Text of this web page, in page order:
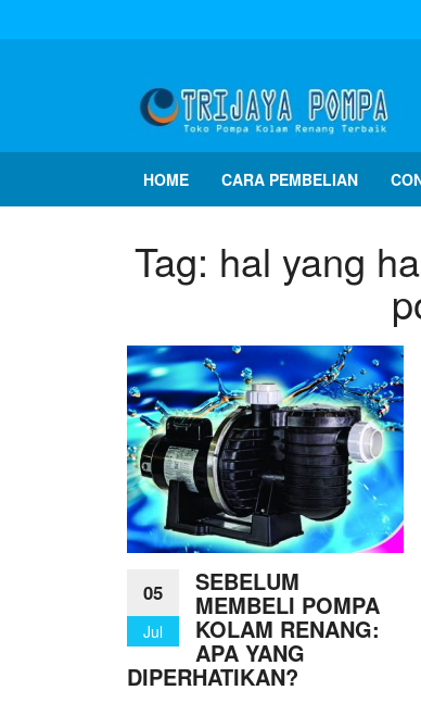
HOME CARA PEMBELIAN
Tag: hal yang
05
Jul
SEBELUM
MEMBELI POMPA
KOLAM RENANG:
APA YANG
DIPERHATIKAN?